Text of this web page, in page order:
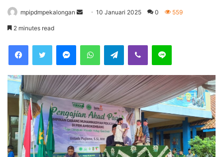
mpipdmpekalongan
e
m
a
i
l
10 Januari 2025 0 559
2 minutes read
Telegram